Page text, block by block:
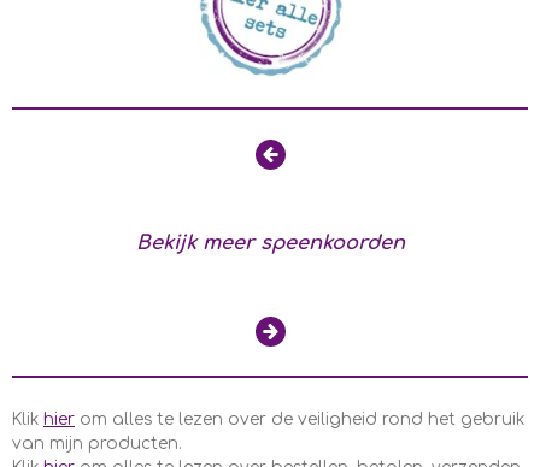
Bekijk meer speenkoorden
Klik hier om alles te lezen over de veiligheid rond het gebruik
van mijn producten.